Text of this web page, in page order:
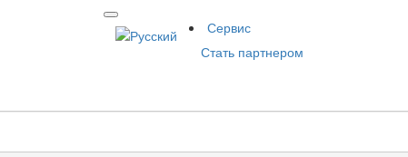
Сервис
Стать партнером